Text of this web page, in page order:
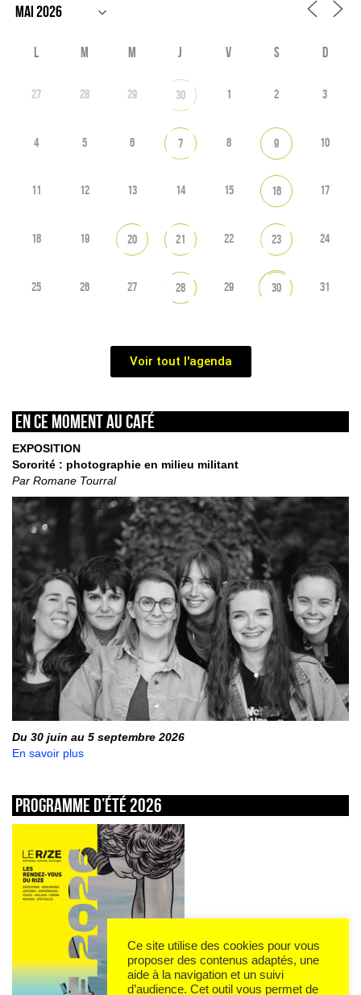
L M M J V S D
27 28 29 30 1 2 3
4 5 6 7 8 9 10
11 12 13 14 15 16 17
18 19 20 21 22 23 24
25 26 27 28 29 30 31
Voir tout l'agenda
En ce moment au café
EXPOSITION
Sororité : photographie en milieu militant
Par Romane Tourral
Du 30 juin au 5 septembre 2026
En savoir plus
Programme d’été 2026
Ce site utilise des cookies pour vous
proposer des contenus adaptés, une
aide à la navigation et un suivi
d’audience. Cet outil vous permet de